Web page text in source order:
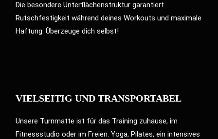
Die besondere Unterflächenstruktur garantiert
Rutschfestigkeit während deines Workouts und maximale
Haftung. Überzeuge dich selbst!
VIELSEITIG UND TRANSPORTABEL
Unsere Turnmatte ist für das Training zuhause, im
Fitnessstudio oder im Freien. Yoga, Pilates, ein intensives